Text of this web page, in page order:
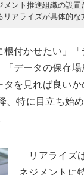
ント推進組織の設
アライズが具体的な
付かせたい」「
データの保存
を見れば良い
、特に目立ち始
リアライズ
ネジメントに